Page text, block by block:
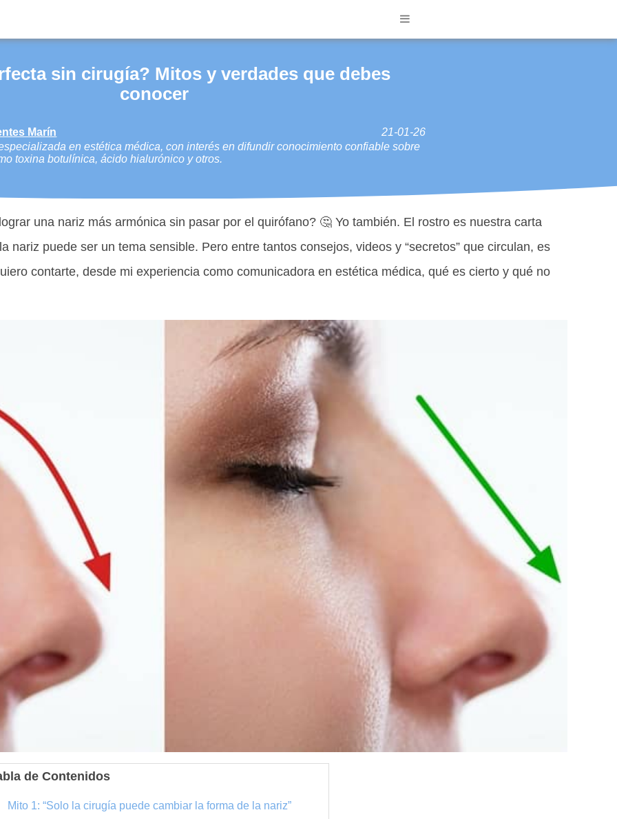
sin cirugía? Mitos y verdades que debes
conocer
Marín
21-01-26
en estética médica, con interés en difundir conocimiento confiable sobre
toxina botulínica, ácido hialurónico y otros.
una nariz más armónica sin pasar por el quirófano? 🤔 Yo también. El rostro es nuestra carta
nariz puede ser un tema sensible. Pero entre tantos consejos, videos y “secretos” que circulan, es
contarte, desde mi experiencia como comunicadora en estética médica, qué es cierto y qué no
de Contenidos
Mito 1: “Solo la cirugía puede cambiar la forma de la nariz”